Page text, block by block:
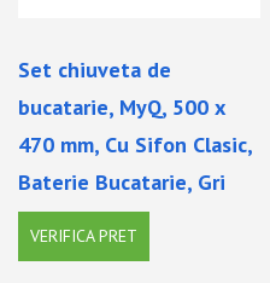
Set chiuveta de
bucatarie, MyQ, 500 x
470 mm, Cu Sifon Clasic,
Baterie Bucatarie, Gri
VERIFICA PRET